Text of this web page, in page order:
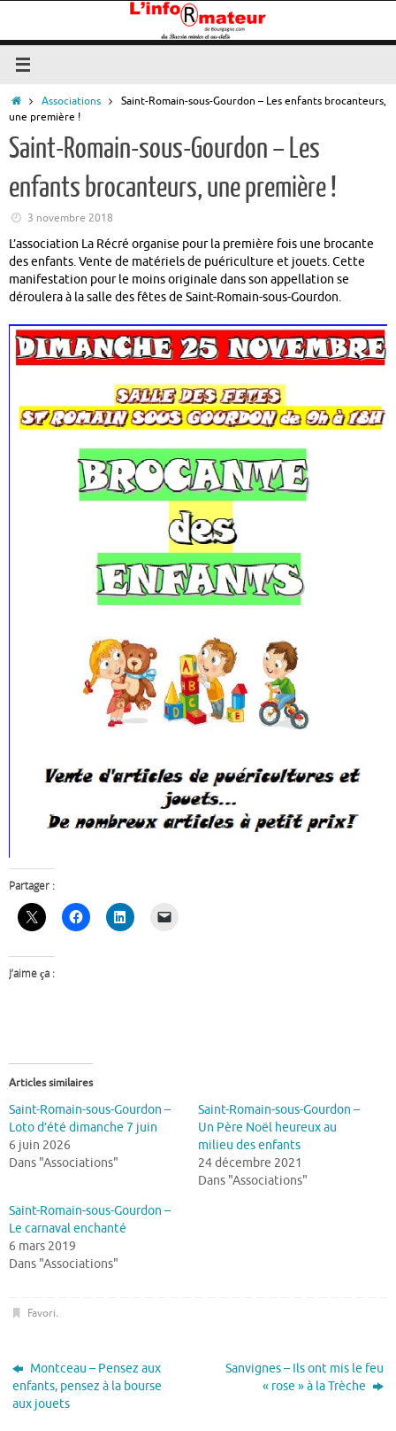
contenu
Accueil
Associations
Saint-Romain-sous-Gourdon – Les enfants brocanteurs,
une première !
Saint-Romain-sous-Gourdon – Les
enfants brocanteurs, une première !
3 novembre 2018
L’association La Récré organise pour la première fois une brocante
des enfants. Vente de matériels de puériculture et jouets. Cette
manifestation pour le moins originale dans son appellation se
déroulera à la salle des fêtes de Saint-Romain-sous-Gourdon.
Partager :
J’aime ça :
Articles similaires
Saint-Romain-sous-Gourdon –
Loto d’été dimanche 7 juin
6 juin 2026
Dans "Associations"
Saint-Romain-sous-Gourdon –
Un Père Noël heureux au
milieu des enfants
24 décembre 2021
Dans "Associations"
Saint-Romain-sous-Gourdon –
Le carnaval enchanté
6 mars 2019
Dans "Associations"
Favori.
Montceau – Pensez aux
enfants, pensez à la bourse
aux jouets
Sanvignes – Ils ont mis le feu
« rose » à la Trèche